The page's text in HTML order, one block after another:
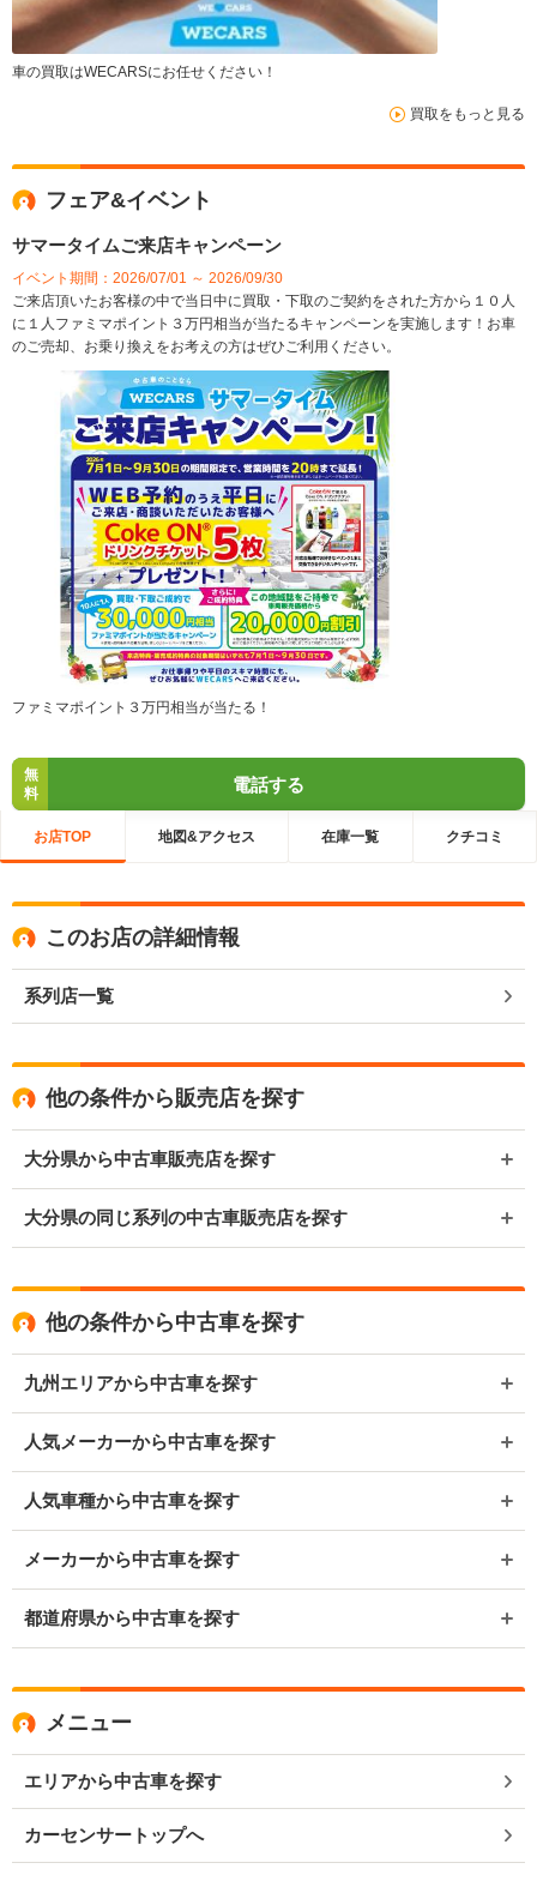
車の買取はWECARSにお任せください！
買取をもっと見る
フェア&イベント
サマータイムご来店キャンペーン
イベント期間：2026/07/01 ～ 2026/09/30
ご来店頂いたお客様の中で当日中に買取・下取のご契約をされた方から１０人
に１人ファミマポイント３万円相当が当たるキャンペーンを実施します！お車
のご売却、お乗り換えをお考えの方はぜひご利用ください。
ファミマポイント３万円相当が当たる！
無
料
電話する
お店TOP 地図&アクセス 在庫一覧 クチコミ
このお店の詳細情報
系列店一覧
他の条件から販売店を探す
大分県から中古車販売店を探す
大分県の同じ系列の中古車販売店を探す
他の条件から中古車を探す
九州エリアから中古車を探す
人気メーカーから中古車を探す
人気車種から中古車を探す
メーカーから中古車を探す
都道府県から中古車を探す
メニュー
エリアから中古車を探す
カーセンサートップへ